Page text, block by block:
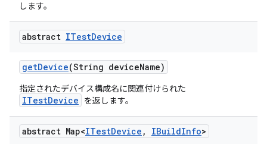
します。
abstract ITestDevice
getDevice(String deviceName)
指定されたデバイス構成名に関連付けられた
ITestDevice を返します。
abstract Map<ITestDevice , IBuildInfo>